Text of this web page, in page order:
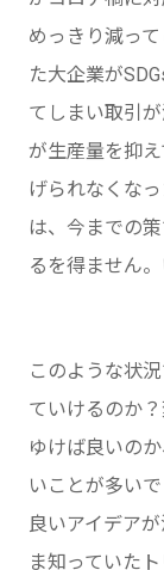
めっきり減っ
た大企業が
てしまい取引
が生産量を抑
げられなくな
は、今までの
るを得ません
このような状
ていけるのか
ゆけば良いの
いことが多い
良いアイデア
ま知っていた